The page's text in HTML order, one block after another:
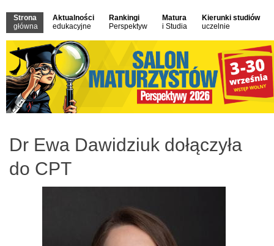
Strona
główna
Aktualności
edukacyjne
Rankingi
Perspektyw
Matura
i Studia
Kierunki studiów
uczelnie
Dr Ewa Dawidziuk dołączyła
do CPT